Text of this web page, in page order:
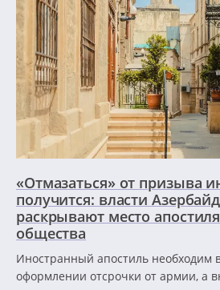
«Отмазаться» от призыва
получится: власти
раскрывают место
общества
Иностранный апостиль необходим
оформлении отсрочки от армии, а